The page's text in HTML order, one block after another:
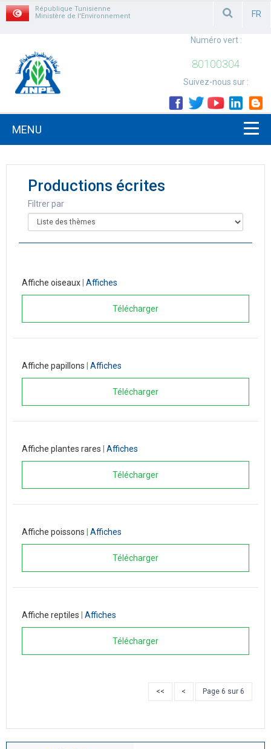
République Tunisienne
Ministère de l'Environnement
FR
Numéro vert :
80100304
Suivez-nous sur :
MENU
Productions écrites
Filtrer par
Affiche oiseaux Affiches
Télécharger
Affiche papillons Affiches
Télécharger
Affiche plantes rares Affiches
Télécharger
Affiche poissons Affiches
Télécharger
Affiche reptiles Affiches
Télécharger
<< < Page 6 sur 6